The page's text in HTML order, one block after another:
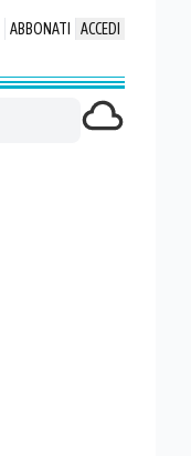
ABBONATI ACCEDI